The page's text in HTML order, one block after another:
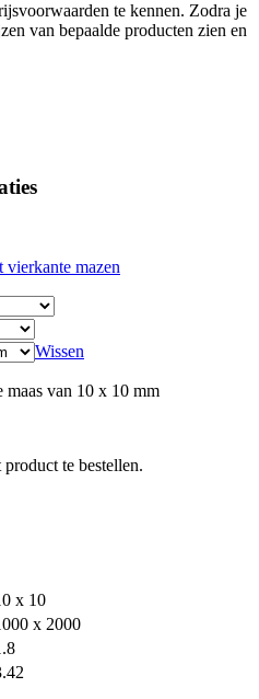
te kennen. Zodra je
van bepaalde producten zien en
vierkante mazen
Wissen
maas van 10 x 10 mm
te bestellen.
x 10
x 2000